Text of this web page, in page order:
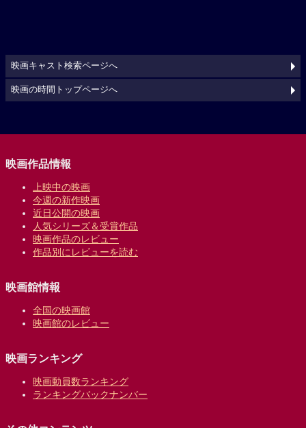
映画キャスト検索ページへ
映画の時間トップページへ
映画作品情報
上映中の映画
今週の新作映画
近日公開の映画
人気シリーズ＆受賞作品
映画作品のレビュー
作品別にレビューを読む
映画館情報
全国の映画館
映画館のレビュー
映画ランキング
映画動員数ランキング
ランキングバックナンバー